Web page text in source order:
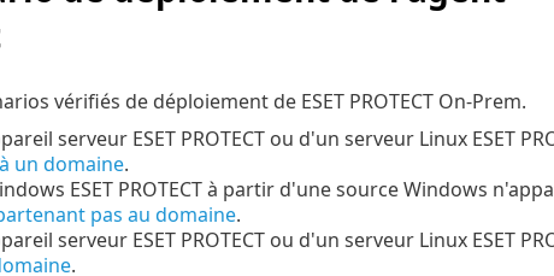
vérifiés de déploiement de ESET PROTECT On-Prem.
serveur ESET PROTECT ou d'un serveur Linux ESET
un domaine.
ESET PROTECT à partir d'une source Windows
pas au domaine.
serveur ESET PROTECT ou d'un serveur Linux ESET
.